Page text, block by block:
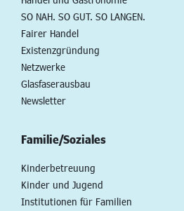
SO NAH. SO GUT. SO LANGEN.
Fairer Handel
Existenzgründung
Netzwerke
Glasfaserausbau
Newsletter
Familie/Soziales
Kinderbetreuung
Kinder und Jugend
Institutionen für Familien